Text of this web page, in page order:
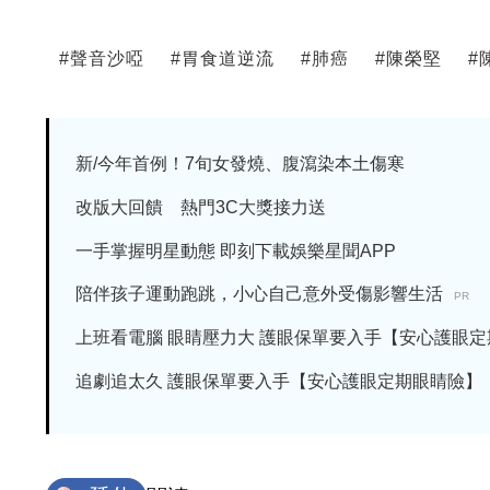
#聲音沙啞 #胃食道逆流 #肺癌 #陳榮堅 #
新/今年首例！7旬女發燒、腹瀉染本土傷寒
改版大回饋 熱門3C大獎接力送
一手掌握明星動態 即刻下載娛樂星聞APP
陪伴孩子運動跑跳，小心自己意外受傷影響生活 PR
上班看電腦 眼睛壓力大 護眼保單要入手【安心護眼定
追劇追太久 護眼保單要入手【安心護眼定期眼睛險】